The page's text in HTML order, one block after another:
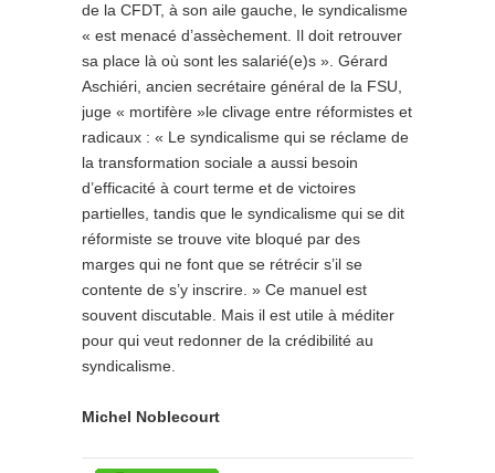
de la CFDT, à son aile gauche, le syndicalisme
« est menacé d’assèchement. Il doit retrouver
sa place là où sont les salarié(e)s ». Gérard
Aschiéri, ancien secrétaire général de la FSU,
juge « mortifère »le clivage entre réformistes et
radicaux : « Le syndicalisme qui se réclame de
la transformation sociale a aussi besoin
d’efficacité à court terme et de victoires
partielles, tandis que le syndicalisme qui se dit
réformiste se trouve vite bloqué par des
marges qui ne font que se rétrécir s’il se
contente de s’y inscrire. » Ce manuel est
souvent discutable. Mais il est utile à méditer
pour qui veut redonner de la crédibilité au
syndicalisme.
Michel Noblecourt